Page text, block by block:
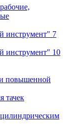
инструмент" 7
инструмент" 10
повышенной
тачек